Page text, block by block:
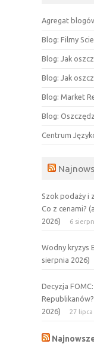
Agregat
Blog: Filmy
Blog: Jak
Blog: Jak
Blog: Market
Blog:
Centrum
Szok podaży i
Co z cenami?
2026)
6
Wodny kryzys
sierpnia 2026)
Decyzja
2026)
27 lipca